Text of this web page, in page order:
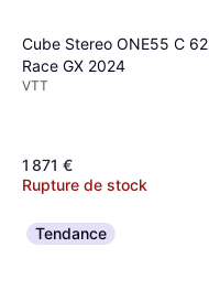
Cube Stereo ONE55 C 62
Race GX 2024
VTT
1 871 €
Rupture de stock
Tendance